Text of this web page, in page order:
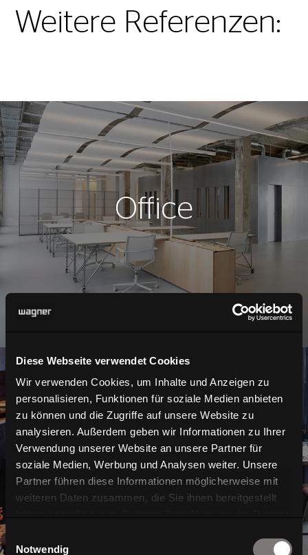
Diese Webseite verwendet Cookies
Wir verwenden Cookies, um Inhalte und Anzeigen zu
personalisieren, Funktionen für soziale Medien anbieten
zu können und die Zugriffe auf unsere Website zu
analysieren. Außerdem geben wir Informationen zu Ihrer
Verwendung unserer Website an unsere Partner für
soziale Medien, Werbung und Analysen weiter. Unsere
Partner führen diese Informationen möglicherweise mit
weiteren Daten zusammen, die Sie ihnen bereitgestellt
Einwilligungsauswahl
Notwendig
Weitere Referenzen:
Office
Interior